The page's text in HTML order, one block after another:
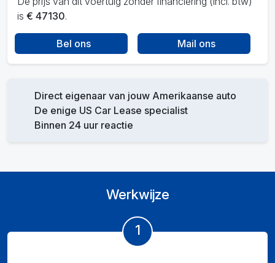
is € 47130.
Bel ons Mail ons
Direct eigenaar van jouw Amerikaanse auto
De enige US Car Lease specialist
Binnen 24 uur reactie
Werkwijze
1